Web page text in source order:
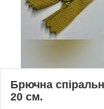
Брючна
20 см.